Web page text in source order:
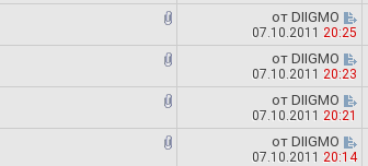
от DIIGMO
07.10.2011 20:25
от DIIGMO
07.10.2011 20:23
от DIIGMO
07.10.2011 20:21
от DIIGMO
07.10.2011 20:14